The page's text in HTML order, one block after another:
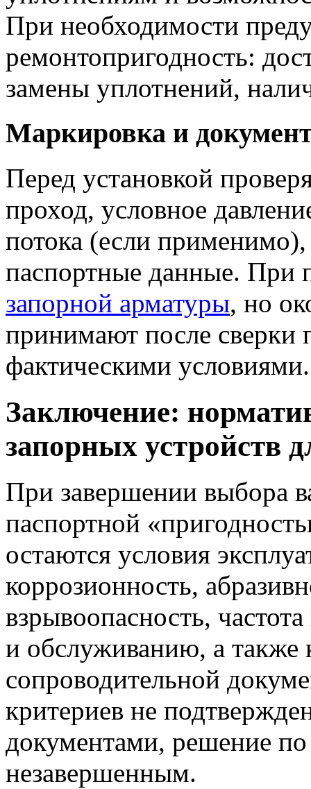
При необходимости
ремонтопригодность:
замены уплотнений,
Маркировка и
Перед установкой
проход, условное
потока (если
паспортные данные. При
запорной арматуры, но
принимают после сверки
фактическими условиями.
Заключение:
запорных устройств
При завершении выбора
паспортной
остаются условия
коррозионность,
взрывоопасность,
и обслуживанию, а также
сопроводительной
критериев не
документами, решение по
незавершенным.